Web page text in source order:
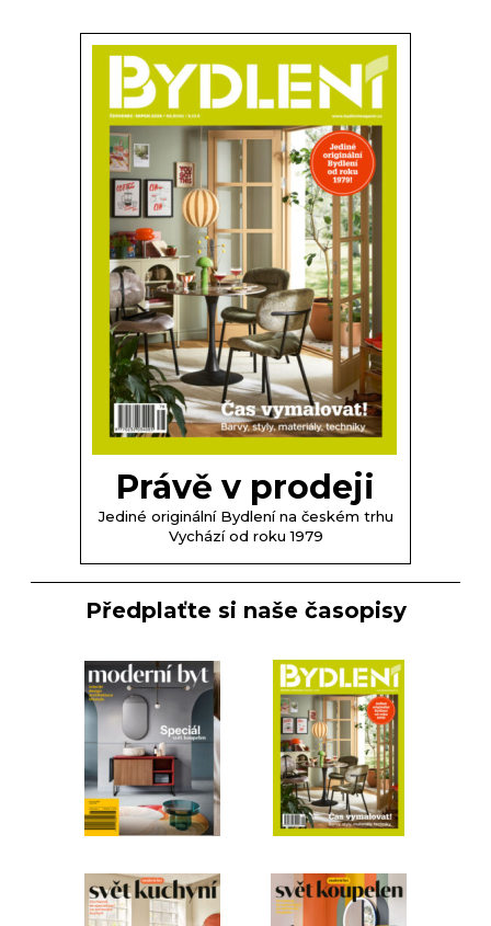
Právě v prodeji
Jediné originální Bydlení na českém trhu
Vychází od roku 1979
Předplaťte si naše časopisy